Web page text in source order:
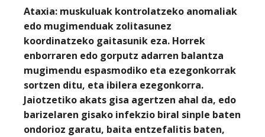
Ataxia: muskuluak kontrolatzeko anomaliak
edo mugimenduak zolitasunez
koordinatzeko gaitasunik eza. Horrek
enborraren edo gorputz adarren balantza
mugimendu espasmodiko eta ezegonkorrak
sortzen ditu, eta ibilera ezegonkorra.
Jaiotzetiko akats gisa agertzen ahal da, edo
barizelaren gisako infekzio biral sinple baten
ondorioz garatu, baita entzefalitis baten,